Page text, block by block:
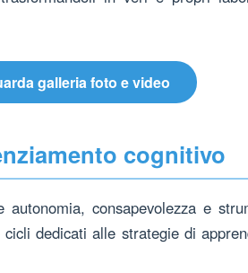
galleria foto e video
cognitivo
consapevolezza e
dedicati alle strategie di